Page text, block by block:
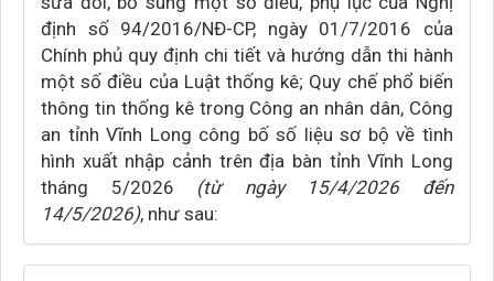
định số 94/2016/NĐ-CP, ngày 01/7/2016 của
Chính phủ quy định chi tiết và hướng dẫn thi hành
một số điều của Luật thống kê; Quy chế phổ biến
thông tin thống kê trong Công an nhân dân, Công
an tỉnh Vĩnh Long công bố số liệu sơ bộ về tình
hình xuất nhập cảnh trên địa bàn tỉnh Vĩnh Long
tháng 5/2026 (từ ngày 15/4/2026 đến
14/5/2026), như sau: